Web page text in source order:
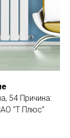
54 Причина:
"Т Плюс"